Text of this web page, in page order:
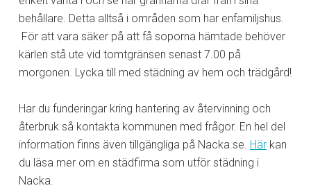
behållare. Detta alltså i områden som har enfamiljshus.
För att vara säker på att få soporna hämtade behöver
kärlen stå ute vid tomtgränsen senast 7.00 på
morgonen. Lycka till med städning av hem och trädgård!
Har du funderingar kring hantering av återvinning och
återbruk så kontakta kommunen med frågor. En hel del
information finns även tillgängliga på Nacka.se. Härkan
du läsa mer om en städfirma som utför städning i
Nacka.